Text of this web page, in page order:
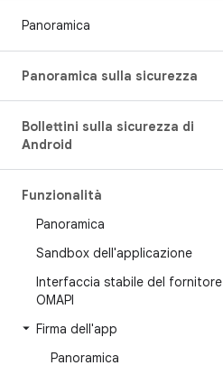
Panoramica
Panoramica sulla sicurezza
Bollettini sulla sicurezza di
Android
Funzionalità
Panoramica
Sandbox dell'applicazione
Interfaccia stabile del fornitore
OMAPI
Firma dell'app
Panoramica